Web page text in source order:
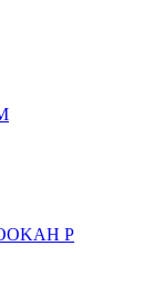
P